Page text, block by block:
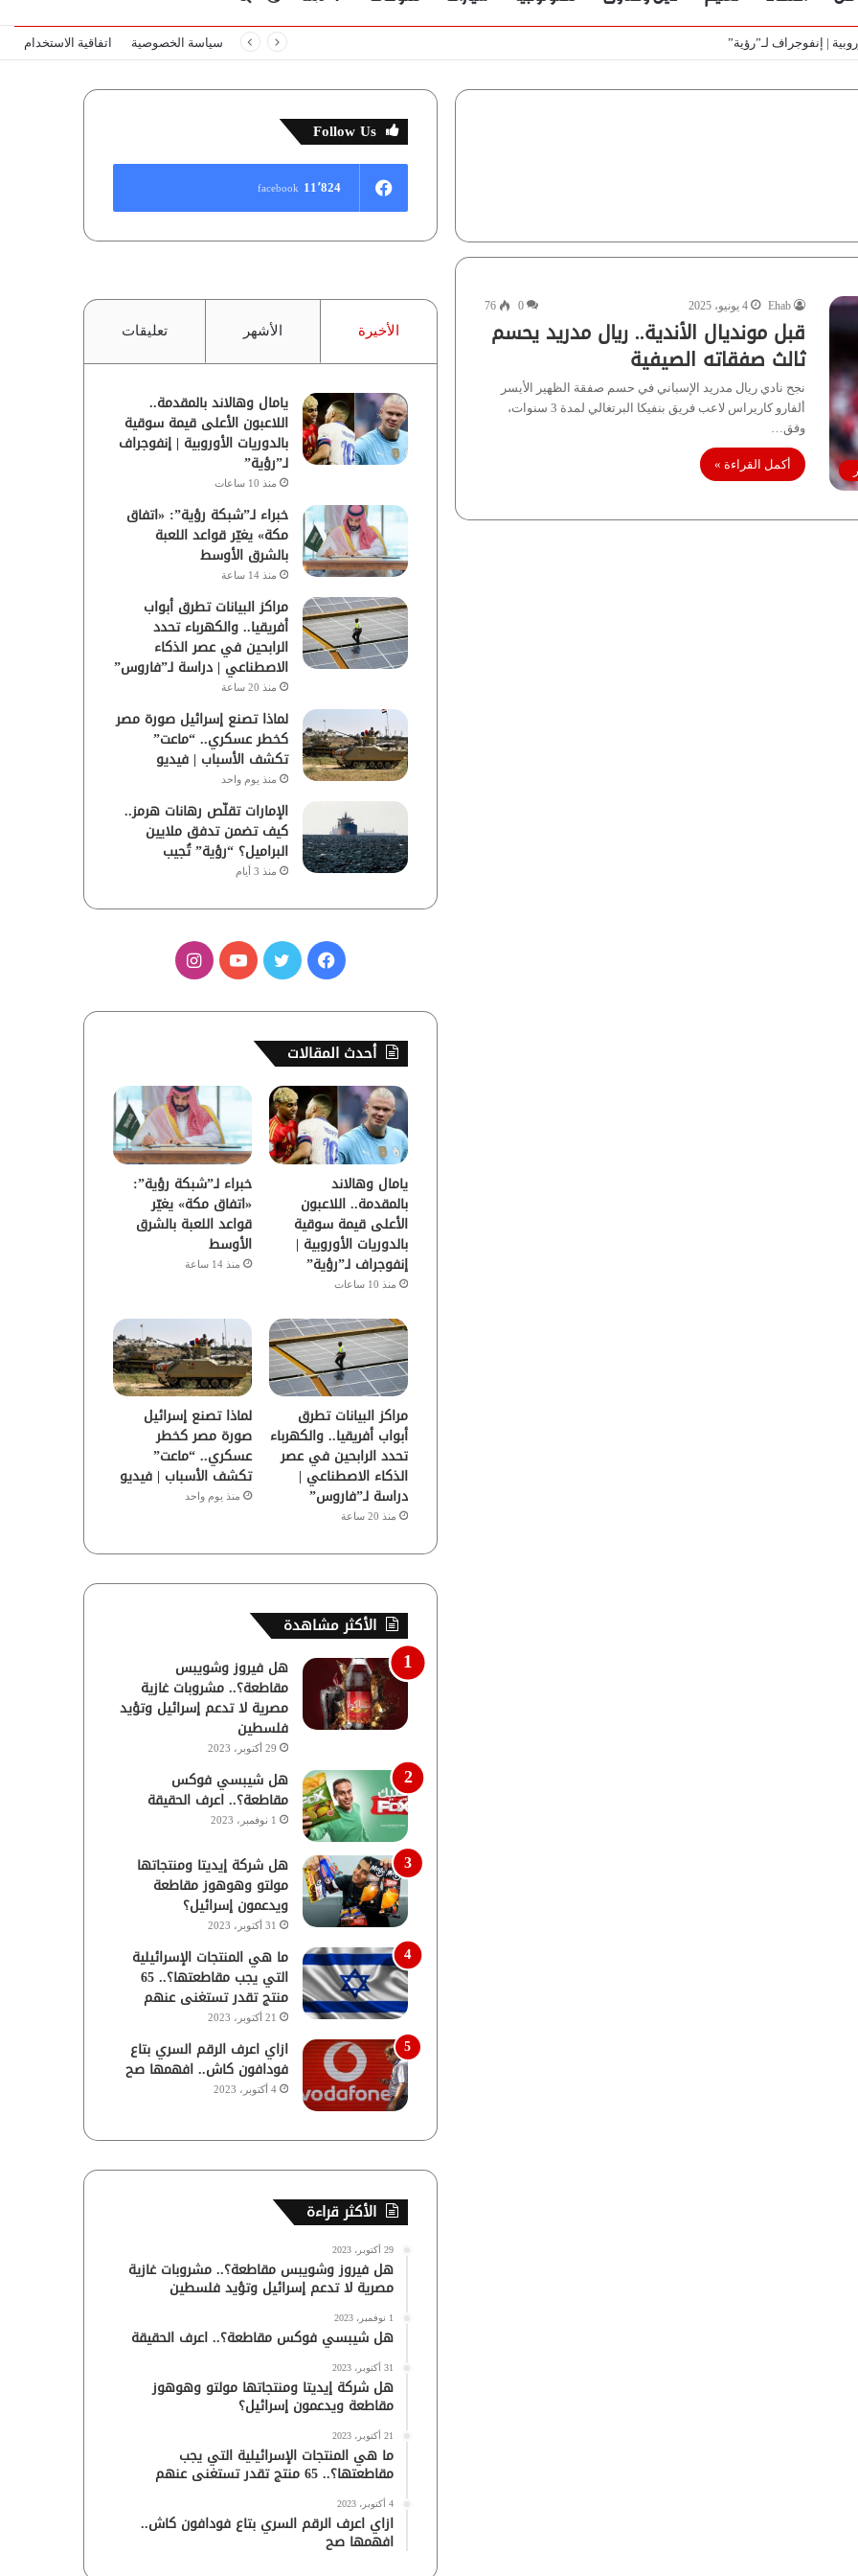
المظلم
سياسة الخصوصية اتفاقية الاستخدام
Ehab 4 يونيو، 2025 0
76
قبل مونديال الأندية.. ريال مدريد يحسم
ثالث صفقاته الصيفية
نجح نادي ريال مدريد الإسباني في حسم صفقة الظهير الأيسر
ألفارو كاريراس لاعب فريق بنفيكا البرتغالي لمدة 3 سنوات،
وفق…
أكمل القراءة »
Follow Us
11٬824 facebook
الأخيرة الأشهر تعليقات
يامال وهالاند بالمقدمة..
اللاعبون الأعلى قيمة سوقية
بالدوريات الأوروبية | إنفوجراف
لـ”رؤية”
منذ 10 ساعات
خبراء لـ”شبكة رؤية”: «اتفاق
مكة» يغيّر قواعد اللعبة
بالشرق الأوسط
منذ 14 ساعة
مراكز البيانات تطرق أبواب
أفريقيا.. والكهرباء تحدد
الرابحين في عصر الذكاء
الاصطناعي | دراسة لـ”فاروس”
منذ 20 ساعة
لماذا تصنع إسرائيل صورة مصر
كخطر عسكري.. “ماعت”
تكشف الأسباب | فيديو
منذ يوم واحد
الإمارات تقلّص رهانات هرمز..
كيف تضمن تدفق ملايين
البراميل؟ “رؤية” تُجيب
منذ 3 أيام
ف
س
و
ك
ي
ر
ب
ا
ق
ر
ا
م
أحدث المقالات
يامال وهالاند
بالمقدمة.. اللاعبون
الأعلى قيمة سوقية
بالدوريات الأوروبية |
إنفوجراف لـ”رؤية”
منذ 10 ساعات
خبراء لـ”شبكة رؤية”:
«اتفاق مكة» يغيّر
قواعد اللعبة بالشرق
الأوسط
منذ 14 ساعة
مراكز البيانات تطرق
أبواب أفريقيا.. والكهرباء
تحدد الرابحين في عصر
الذكاء الاصطناعي |
دراسة لـ”فاروس”
منذ 20 ساعة
لماذا تصنع إسرائيل
صورة مصر كخطر
عسكري.. “ماعت”
تكشف الأسباب | فيديو
منذ يوم واحد
الأكثر مشاهدة
هل فيروز وشويبس
مقاطعة؟.. مشروبات غازية
مصرية لا تدعم إسرائيل وتؤيد
فلسطين
29 أكتوبر، 2023
هل شيبسي فوكس
مقاطعة؟.. اعرف الحقيقة
1 نوفمبر، 2023
هل شركة إيديتا ومنتجاتها
مولتو وهوهوز مقاطعة
ويدعمون إسرائيل؟
31 أكتوبر، 2023
ما هي المنتجات الإسرائيلية
التي يجب مقاطعتها؟.. 65
منتج تقدر تستغنى عنهم
21 أكتوبر، 2023
ازاي اعرف الرقم السري بتاع
فودافون كاش.. افهمها صح
4 أكتوبر، 2023
الأكثر قراءة
29 أكتوبر، 2023
هل فيروز وشويبس مقاطعة؟.. مشروبات غازية
مصرية لا تدعم إسرائيل وتؤيد فلسطين
1 نوفمبر، 2023
هل شيبسي فوكس مقاطعة؟.. اعرف الحقيقة
31 أكتوبر، 2023
هل شركة إيديتا ومنتجاتها مولتو وهوهوز
مقاطعة ويدعمون إسرائيل؟
21 أكتوبر، 2023
ما هي المنتجات الإسرائيلية التي يجب
مقاطعتها؟.. 65 منتج تقدر تستغنى عنهم
4 أكتوبر، 2023
ازاي اعرف الرقم السري بتاع فودافون كاش..
افهمها صح